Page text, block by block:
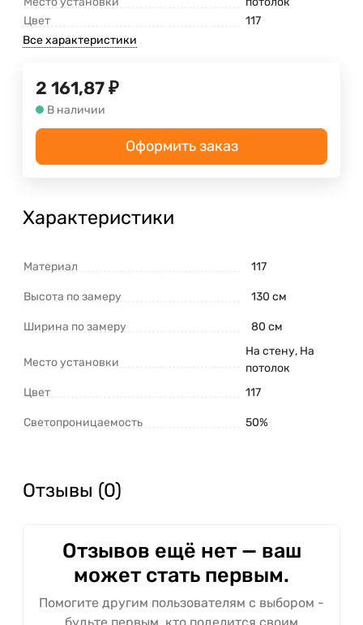
Цвет
117
Все характеристики
2 161,87 ₽
В наличии
Оформить заказ
Характеристики
Материал 117
Высота по замеру 130 см
Ширина по замеру 80 см
Место установки
На стену, На
потолок
Цвет
117
Светопроницаемость 50%
Отзывы (0)
Отзывов ещё нет — ваш
может стать первым.
Помогите другим пользователям с выбором -
будьте первым, кто поделится своим